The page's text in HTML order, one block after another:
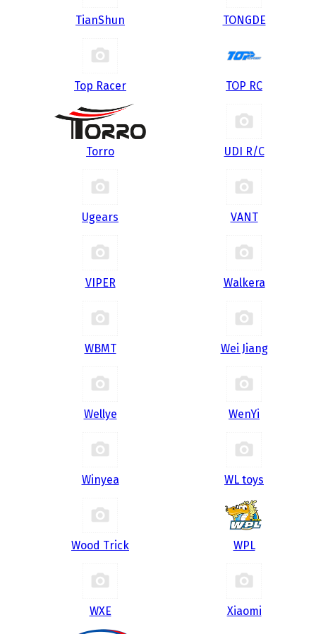
TianShun TONGDE
Top Racer TOP RC
Torro UDI R/С
Ugears VANT
VIPER Walkera
WBMT Wei Jiang
Wellye WenYi
Winyea WL toys
Wood Trick WPL
WXE Xiaomi